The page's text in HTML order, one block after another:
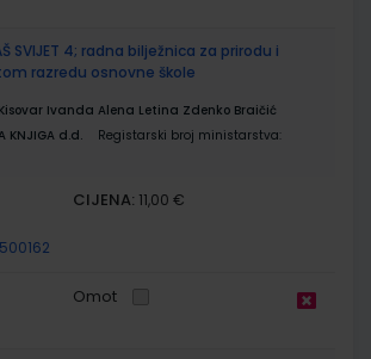
SVIJET 4; radna bilježnica za prirodu i
razredu osnovne škole
Ivanda Alena Letina Zdenko Braičić
KNJIGA d.d.
Registarski broj ministarstva:
CIJENA: 11,00 €
500162
Omot